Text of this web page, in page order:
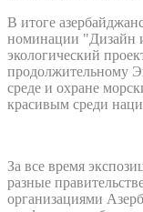
В итоге
номинации "Дизайн
экологический
продолжительному
среде и охране
красивым среди
За все время
разные
организациями